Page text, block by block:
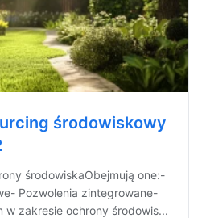
środowiskowy
środowiskaObejmują one:-
Pozwolenia zintegrowane-
w zakresie ochrony środowis...